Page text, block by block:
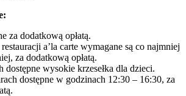
za dodatkową opłatą.
a’la carte wymagane są co najmniej
za dodatkową opłatą.
dostępne wysokie krzesełka dla dzieci.
dostępne w godzinach 12:30 – 16:30, za